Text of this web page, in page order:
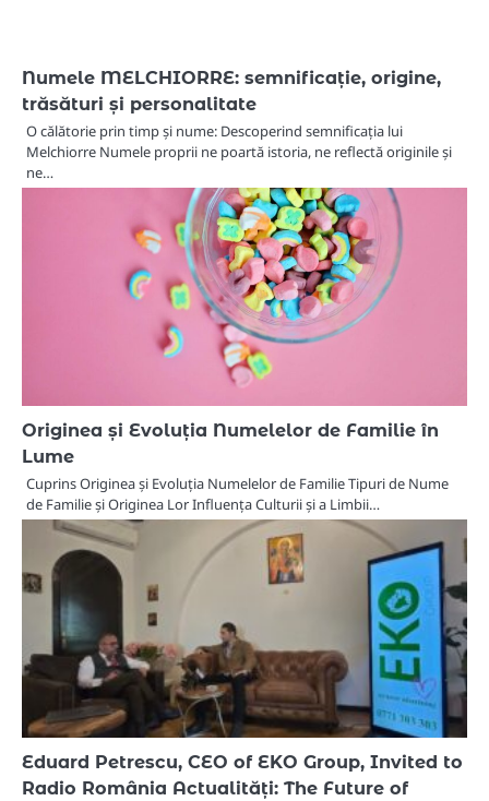
Numele MELCHIORRE: semnificație, origine,
trăsături și personalitate
O călătorie prin timp și nume: Descoperind semnificația lui
Melchiorre Numele proprii ne poartă istoria, ne reflectă originile și
ne…
Originea și Evoluția Numelelor de Familie în
Lume
Cuprins Originea și Evoluția Numelelor de Familie Tipuri de Nume
de Familie și Originea Lor Influența Culturii și a Limbii…
Eduard Petrescu, CEO of EKO Group, Invited to
Radio România Actualități: The Future of